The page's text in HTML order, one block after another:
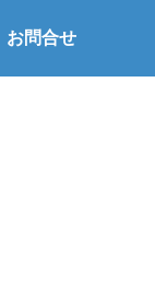
お問合せ